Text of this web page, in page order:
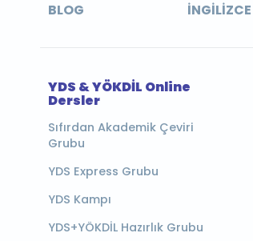
BLOG
YDS & YÖKDİL Online
Dersler
Sıfırdan Akademik Çeviri
Grubu
YDS Express Grubu
YDS Kampı
YDS+YÖKDİL Hazırlık Grubu